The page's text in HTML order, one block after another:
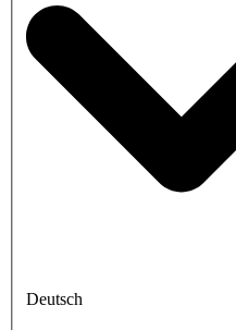
Deutsch